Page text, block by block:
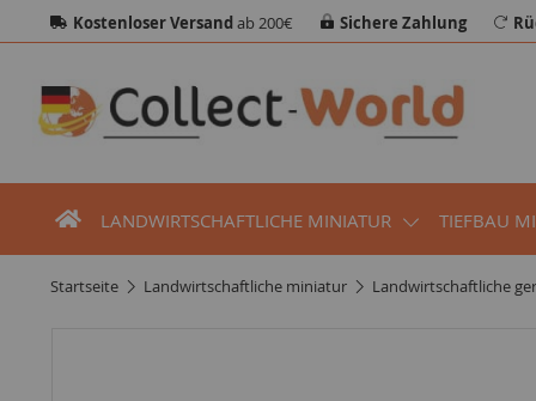
Kostenloser Versandab 200€ Sichere Zahlung
LANDWIRTSCHAFTLICHE MINIATUR TIEFBAU
startseite landwirtschaftliche miniatur landwirtschaftliche